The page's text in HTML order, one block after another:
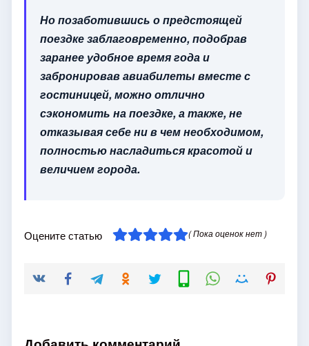
Но позаботившись о предстоящей
поездке заблаговременно, подобрав
заранее удобное время года и
забронировав авиабилеты вместе с
гостиницей, можно отлично
сэкономить на поездке, а также, не
отказывая себе ни в чем необходимом,
полностью насладиться красотой и
величием города.
Оцените статью ( Пока оценок нет )